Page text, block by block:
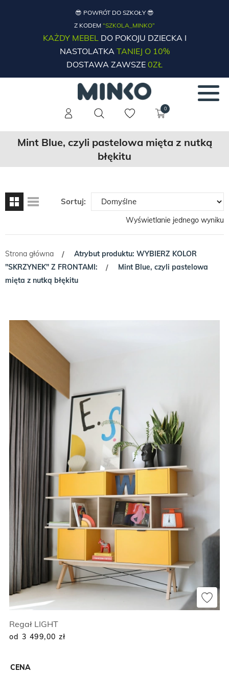
😎 POWRÓT DO SZKOŁY 😎
Z KODEM “SZKOLA_MINKO”
KAŻDY MEBELDO POKOJU DZIECKA I
NASTOLATKATANIEJ O 10%
DOSTAWA ZAWSZE 0ZŁ
0
Mint Blue, czyli pastelowa mięta z nutką
błękitu
CENA
Sortuj:
Wyświetlanie jednego wyniku
Strona główna /
Atrybut produktu: WYBIERZ KOLOR
"SKRZYNEK" Z FRONTAMI:
/
Mint Blue, czyli pastelowa
mięta z nutką błękitu
Regał LIGHT
od 3 499,00 zł